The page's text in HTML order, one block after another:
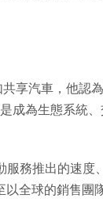
享汽車，他認
成為生態系統
務推出的速度
全球的銷售團